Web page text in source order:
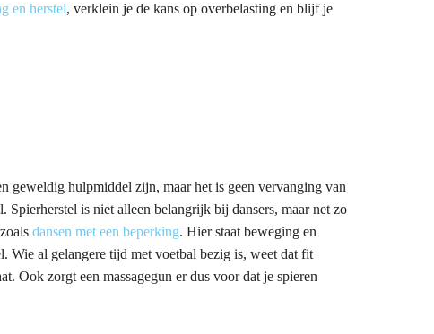
en herstel, verklein je de kans op overbelasting en blijf je
geweldig hulpmiddel zijn, maar het is geen vervanging van
is niet alleen belangrijk bij dansers, maar net zo
dansen met een beperking. Hier staat beweging en
Wie al gelangere tijd met voetbal bezig is, weet dat fit
Ook zorgt een massagegun er dus voor dat je spieren